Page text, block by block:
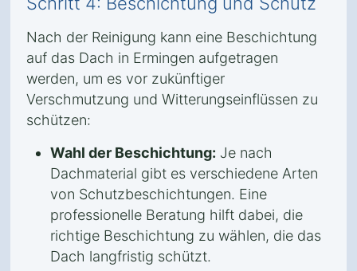
Nach der Reinigung kann eine Beschichtung
auf das Dach in Ermingen aufgetragen
werden, um es vor zukünftiger
Verschmutzung und Witterungseinflüssen zu
schützen:
Wahl der Beschichtung: Je nach
Dachmaterial gibt es verschiedene Arten
von Schutzbeschichtungen. Eine
professionelle Beratung hilft dabei, die
richtige Beschichtung zu wählen, die das
Dach langfristig schützt.